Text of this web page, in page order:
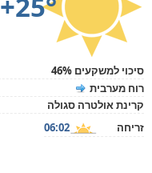
סיכוי למשקעים 46%
רוח מערבית
קרינת אולטרה סגולה
זריחה
06:02